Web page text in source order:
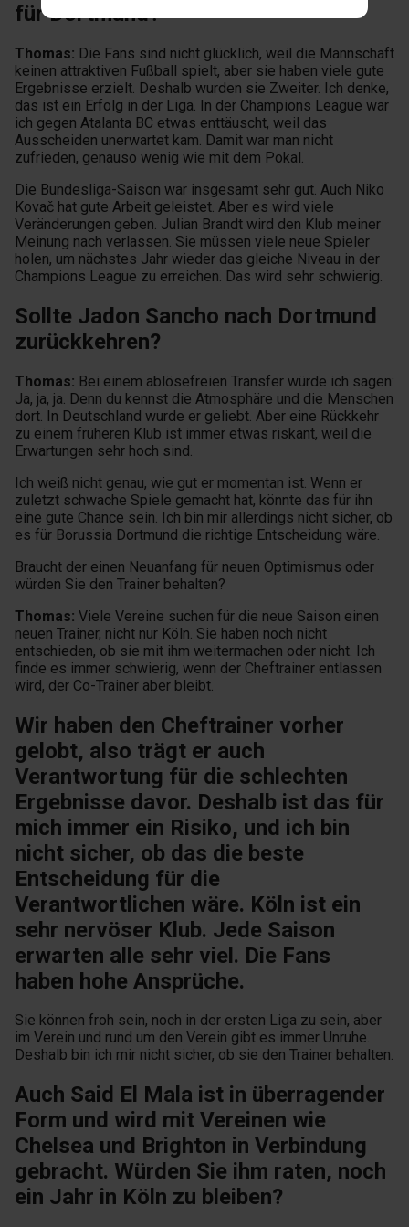
für Dortmund?
Thomas: Die Fans sind nicht glücklich, weil die Mannschaft
keinen attraktiven Fußball spielt, aber sie haben viele gute
Ergebnisse erzielt. Deshalb wurden sie Zweiter. Ich denke,
das ist ein Erfolg in der Liga. In der Champions League war
ich gegen Atalanta BC etwas enttäuscht, weil das
Ausscheiden unerwartet kam. Damit war man nicht
zufrieden, genauso wenig wie mit dem Pokal.
Die Bundesliga-Saison war insgesamt sehr gut. Auch Niko
Kovač hat gute Arbeit geleistet. Aber es wird viele
Veränderungen geben. Julian Brandt wird den Klub meiner
Meinung nach verlassen. Sie müssen viele neue Spieler
holen, um nächstes Jahr wieder das gleiche Niveau in der
Champions League zu erreichen. Das wird sehr schwierig.
Sollte Jadon Sancho nach Dortmund
zurückkehren?
Thomas: Bei einem ablösefreien Transfer würde ich sagen:
Ja, ja, ja. Denn du kennst die Atmosphäre und die Menschen
dort. In Deutschland wurde er geliebt. Aber eine Rückkehr
zu einem früheren Klub ist immer etwas riskant, weil die
Erwartungen sehr hoch sind.
Ich weiß nicht genau, wie gut er momentan ist. Wenn er
zuletzt schwache Spiele gemacht hat, könnte das für ihn
eine gute Chance sein. Ich bin mir allerdings nicht sicher, ob
es für Borussia Dortmund die richtige Entscheidung wäre.
Braucht der einen Neuanfang für neuen Optimismus oder
würden Sie den Trainer behalten?
Thomas: Viele Vereine suchen für die neue Saison einen
neuen Trainer, nicht nur Köln. Sie haben noch nicht
entschieden, ob sie mit ihm weitermachen oder nicht. Ich
finde es immer schwierig, wenn der Cheftrainer entlassen
wird, der Co-Trainer aber bleibt.
Wir haben den Cheftrainer vorher
gelobt, also trägt er auch
Verantwortung für die schlechten
Ergebnisse davor. Deshalb ist das für
mich immer ein Risiko, und ich bin
nicht sicher, ob das die beste
Entscheidung für die
Verantwortlichen wäre. Köln ist ein
sehr nervöser Klub. Jede Saison
erwarten alle sehr viel. Die Fans
haben hohe Ansprüche.
Sie können froh sein, noch in der ersten Liga zu sein, aber
im Verein und rund um den Verein gibt es immer Unruhe.
Deshalb bin ich mir nicht sicher, ob sie den Trainer behalten.
Auch Said El Mala ist in überragender
Form und wird mit Vereinen wie
Chelsea und Brighton in Verbindung
gebracht. Würden Sie ihm raten, noch
ein Jahr in Köln zu bleiben?